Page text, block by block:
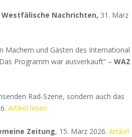
Westfälische Nachrichten, 31. März
Machern und Gästen des International
Programm war ausverkauft“ – WAZ
Rad-Szene, sondern auch das
Artikel lesen
Zeitung, 15. März 2026. Artikel